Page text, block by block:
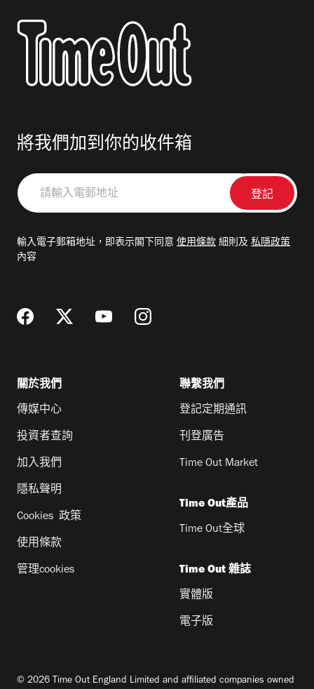
將我們加到你的收件箱
請
輸
郵
輸入電子郵箱地址，即表示閣下同意 使用條款 細則及 私隱政策
內容
關於我們
傳媒中心
投資者查詢
加入我們
隱私聲明
Cookies 政策
使用條款
管理cookies
聯繫我們
登記定期通訊
刊登廣告
Time Out Market
Time Out產品
Time Out全球
Time Out 雜誌
實體版
電子版
© 2026 Time Out England Limited and affiliated companies owned